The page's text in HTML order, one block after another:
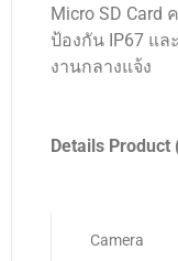
Micro SD Card
ป้องกัน IP67 แ
งานกลางแจ้ง
Details
Camera